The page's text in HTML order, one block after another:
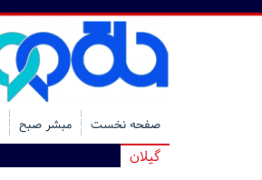
صفحه نخست مبشر صبح
گیلان